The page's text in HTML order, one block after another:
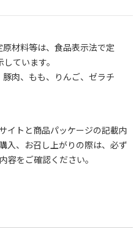
材料等は、食品表示法で定
ています。
肉、もも、りんご、ゼラチ
イトと商品パッケージの記載内
入、お召し上がりの際は、必ず
容をご確認ください。